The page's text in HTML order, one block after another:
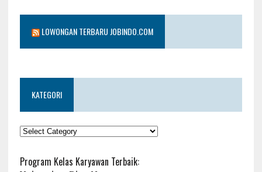
LOWONGAN TERBARU JOBINDO.COM
KATEGORI
KATEGORI
Program Kelas Karyawan Terbaik: